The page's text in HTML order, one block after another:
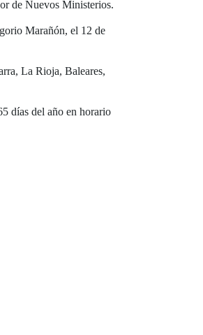
de Nuevos Ministerios.
Marañón, el 12 de
La Rioja, Baleares,
días del año en horario